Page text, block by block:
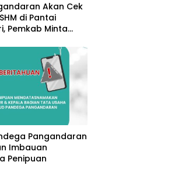
Akan Cek
di Pantai
Pemkab Minta
Pangandaran
Imbauan
Penipuan